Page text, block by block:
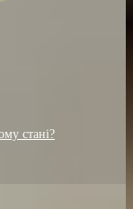
стані?